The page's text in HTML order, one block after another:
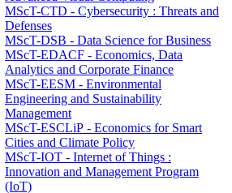
MScT-CTD - Cybersecurity : Threats and
Defenses
MScT-DSB - Data Science for Business
MScT-EDACF - Economics, Data
Analytics and Corporate Finance
MScT-EESM - Environmental
Engineering and Sustainability
Management
MScT-ESCLiP - Economics for Smart
Cities and Climate Policy
MScT-IOT - Internet of Things :
Innovation and Management Program
(IoT)